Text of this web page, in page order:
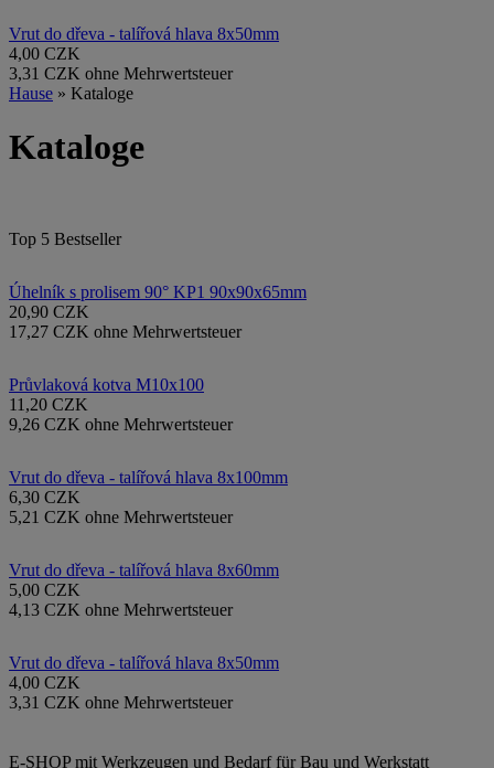
Vrut do dřeva - talířová hlava 8x50mm
4,00 CZK
3,31 CZK ohne Mehrwertsteuer
Hause » Kataloge
Kataloge
Top 5 Bestseller
Úhelník s prolisem 90° KP1 90x90x65mm
20,90 CZK
17,27 CZK ohne Mehrwertsteuer
Průvlaková kotva M10x100
11,20 CZK
9,26 CZK ohne Mehrwertsteuer
Vrut do dřeva - talířová hlava 8x100mm
6,30 CZK
5,21 CZK ohne Mehrwertsteuer
Vrut do dřeva - talířová hlava 8x60mm
5,00 CZK
4,13 CZK ohne Mehrwertsteuer
Vrut do dřeva - talířová hlava 8x50mm
4,00 CZK
3,31 CZK ohne Mehrwertsteuer
E-SHOP mit Werkzeugen und Bedarf für Bau und Werkstatt